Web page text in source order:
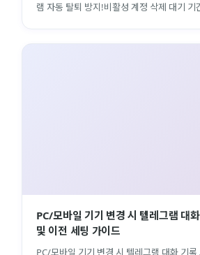
램 자동 탈퇴 방지!비활성 계정 삭제 대기 기
PC/모바일 기기 변경 시 텔레그램 대
및 이전 세팅 가이드
PC/모바일 기기 변경 시 텔레그램 대화 기